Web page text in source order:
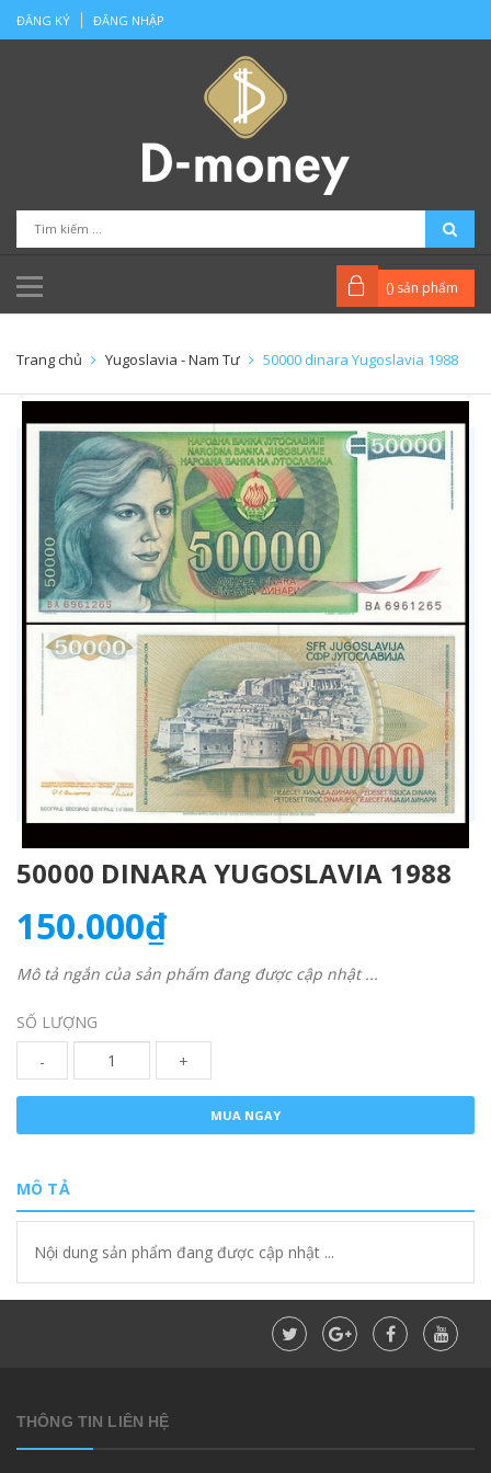
ĐĂNG KÝ ĐĂNG NHẬP
() sản phẩm
Trang chủ Yugoslavia - Nam Tư 50000 dinara Yugoslavia 1988
50000 DINARA YUGOSLAVIA 1988
150.000₫
Mô tả ngắn của sản phẩm đang được cập nhật ...
SỐ LƯỢNG
-
+
MUA NGAY
MÔ TẢ
Nội dung sản phẩm đang được cập nhật ...
THÔNG TIN LIÊN HỆ